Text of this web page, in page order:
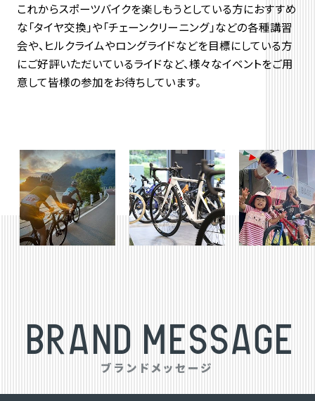
これからスポーツバイクを楽しもうとしている方におすすめ
な「タイヤ交換」や「チェーンクリーニング」などの各種講習
会や、ヒルクライムやロングライドなどを目標にしている方
にご好評いただいているライドなど、様々なイベントをご用
意して皆様の参加をお待ちしています。
BRA N D M ESSAGE
ブ ラ ン ドメ ッセ ー ジ